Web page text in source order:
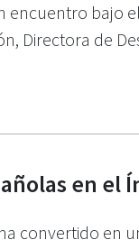
encuentro bajo
Directora de
en el
convertido en